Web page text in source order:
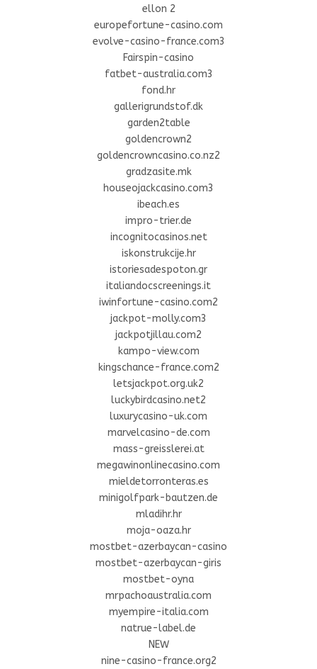
ellon 2
europefortune-casino.com
evolve-casino-france.com3
Fairspin-casino
fatbet-australia.com3
fond.hr
gallerigrundstof.dk
garden2table
goldencrown2
goldencrowncasino.co.nz2
gradzasite.mk
houseojackcasino.com3
ibeach.es
impro-trier.de
incognitocasinos.net
iskonstrukcije.hr
istoriesadespoton.gr
italiandocscreenings.it
iwinfortune-casino.com2
jackpot-molly.com3
jackpotjillau.com2
kampo-view.com
kingschance-france.com2
letsjackpot.org.uk2
luckybirdcasino.net2
luxurycasino-uk.com
marvelcasino-de.com
mass-greisslerei.at
megawinonlinecasino.com
mieldetorronteras.es
minigolfpark-bautzen.de
mladihr.hr
moja-oaza.hr
mostbet-azerbaycan-casino
mostbet-azerbaycan-giris
mostbet-oyna
mrpachoaustralia.com
myempire-italia.com
natrue-label.de
NEW
nine-casino-france.org2